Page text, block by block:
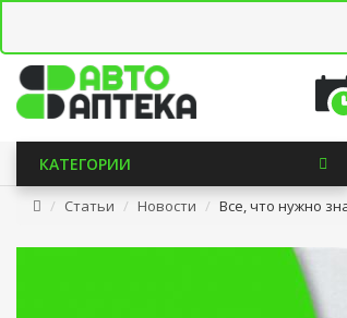
КАТЕГОРИИ
Статьи Новости Все, что нужно